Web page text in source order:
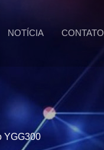
NOTÍCIA CONTATO
YGG300